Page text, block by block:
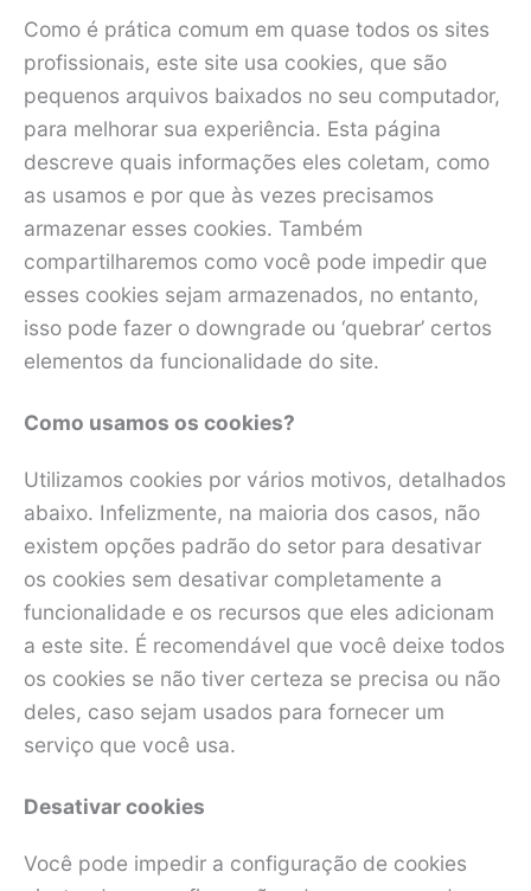
Como é prática comum em quase todos os sites
profissionais, este site usa cookies, que são
pequenos arquivos baixados no seu computador,
para melhorar sua experiência. Esta página
descreve quais informações eles coletam, como
as usamos e por que às vezes precisamos
armazenar esses cookies. Também
compartilharemos como você pode impedir que
esses cookies sejam armazenados, no entanto,
isso pode fazer o downgrade ou ‘quebrar’ certos
elementos da funcionalidade do site.
Como usamos os cookies?
Utilizamos cookies por vários motivos, detalhados
abaixo. Infelizmente, na maioria dos casos, não
existem opções padrão do setor para desativar
os cookies sem desativar completamente a
funcionalidade e os recursos que eles adicionam
a este site. É recomendável que você deixe todos
os cookies se não tiver certeza se precisa ou não
deles, caso sejam usados para fornecer um
serviço que você usa.
Desativar cookies
Você pode impedir a configuração de cookies